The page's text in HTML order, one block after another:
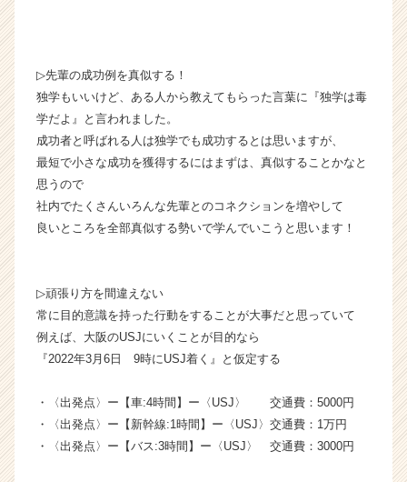
▷先輩の成功例を真似する！
独学もいいけど、ある人から教えてもらった言葉に『独学は毒
学だよ』と言われました。
成功者と呼ばれる人は独学でも成功するとは思いますが、
最短で小さな成功を獲得するにはまずは、真似することかなと
思うので
社内でたくさんいろんな先輩とのコネクションを増やして
良いところを全部真似する勢いで学んでいこうと思います！
▷頑張り方を間違えない
常に目的意識を持った行動をすることが大事だと思っていて
例えば、大阪のUSJにいくことが目的なら
『2022年3月6日 9時にUSJ着く』と仮定する
・〈出発点〉ー【車:4時間】ー〈USJ〉 交通費：5000円
・〈出発点〉ー【新幹線:1時間】ー〈USJ〉交通費：1万円
・〈出発点〉ー【バス:3時間】ー〈USJ〉 交通費：3000円